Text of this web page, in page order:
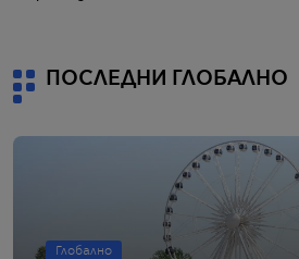
ПОСЛЕДНИ ГЛОБАЛНО
Глобално